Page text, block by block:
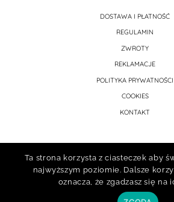
DOSTAWA I PŁATNOŚĆ
REGULAMIN
ZWROTY
REKLAMACJE
POLITYKA PRYWATNOŚCI
COOKIES
KONTAKT
Ta strona korzysta z ciasteczek aby
najwyższym poziomie. Dalsze
oznacza, że zgadzasz się na